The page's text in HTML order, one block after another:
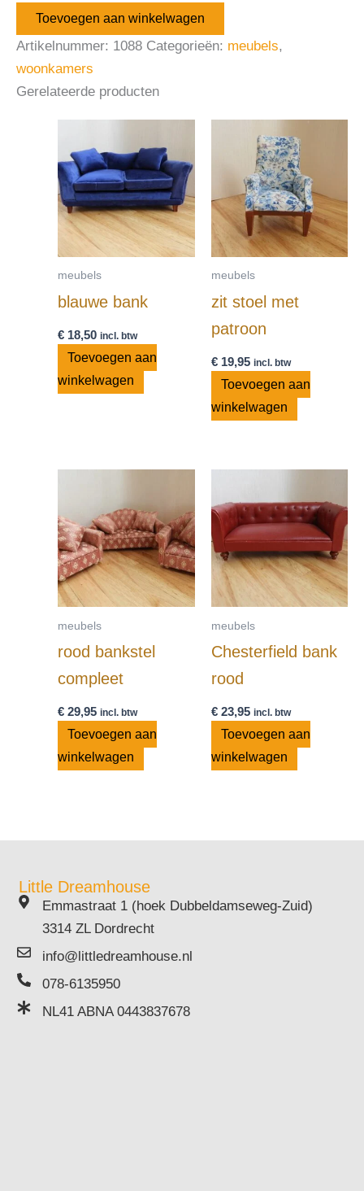
Toevoegen aan winkelwagen
Artikelnummer: 1088 Categorieën: meubels,
woonkamers
Gerelateerde producten
meubels
blauwe bank
€ 18,50 incl. btw
Toevoegen aan
winkelwagen
meubels
zit stoel met
patroon
€19,95 incl. btw
Toevoegen aan
winkelwagen
meubels
rood bankstel
compleet
€ 29,95 incl. btw
Toevoegen aan
winkelwagen
meubels
Chesterfield bank
rood
€23,95 incl. btw
Toevoegen aan
winkelwagen
Little Dreamhouse
Emmastraat 1 (hoek Dubbeldamseweg-Zuid)
3314 ZL Dordrecht
info@littledreamhouse.nl
078-6135950
NL41 ABNA 0443837678